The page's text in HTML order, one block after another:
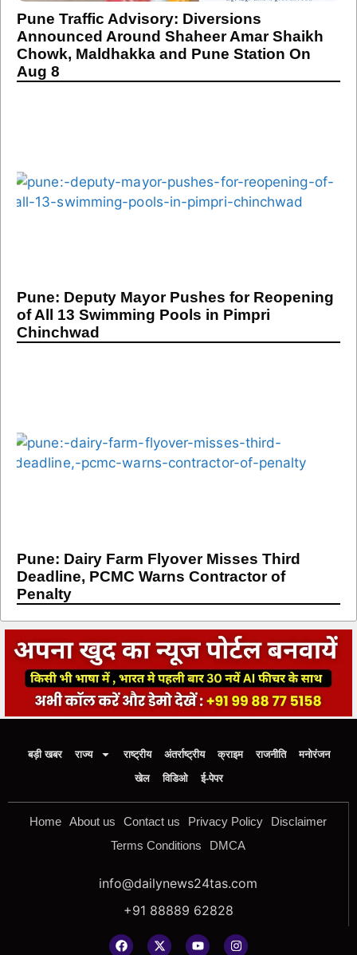
Pune Traffic Advisory: Diversions
Announced Around Shaheer Amar Shaikh
Chowk, Maldhakka and Pune Station On
Aug 8
Pune: Deputy Mayor Pushes for Reopening
of All 13 Swimming Pools in Pimpri
Chinchwad
Pune: Dairy Farm Flyover Misses Third
Deadline, PCMC Warns Contractor of
Penalty
बड़ी खबर राज्य राष्ट्रीय अंतर्राष्ट्रीय क्राइम राजनीति
मनोरंजन
खेल
विडिओ ई-पेपर
Home About us Contact us Privacy Policy
Disclaimer
Terms Conditions
DMCA
info@dailynews24tas.com
+91 88889 62828